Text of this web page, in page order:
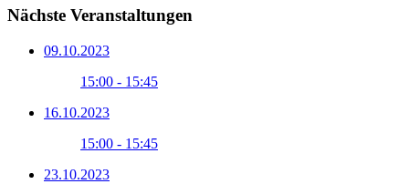
Nächste Veranstaltungen
09.10.2023
15:00 - 15:45
16.10.2023
15:00 - 15:45
23.10.2023